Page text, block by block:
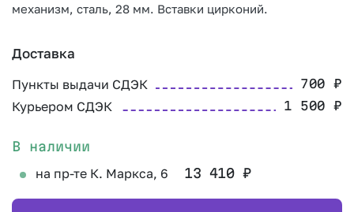
механизм, сталь, 28 мм. Вставки цирконий.
Доставка
Пункты выдачи СДЭК 700₽
Курьером СДЭК 1 500₽
В наличии
на пр-те К. Маркса, 6 13 410₽